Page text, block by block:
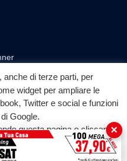
▶
YouTube
i diritti riservati
di terze parti, per
widget per ampliare le
Twitter e social e funzioni
Google.
questa pagina o cliccando
all'uso dei cookie.
×